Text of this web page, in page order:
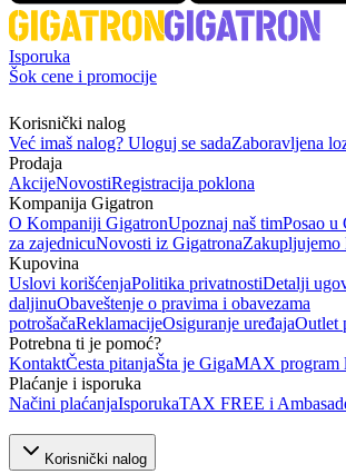
Isporuka
Šok cene i promocije
Korisnički nalog
Već imaš nalog? Uloguj se sadaZaboravljena
Prodaja
AkcijeNovostiRegistracija poklona
Kompanija Gigatron
O Kompaniji GigatronUpoznaj naš timPosao u
za zajednicuNovosti iz GigatronaZakupljujemo
Kupovina
Uslovi korišćenjaPolitika privatnostiDetalji
daljinuObaveštenje o pravima i obavezama
potrošačaReklamacijeOsiguranje uređajaOutlet
Potrebna ti je pomoć?
KontaktČesta pitanjaŠta je GigaMAX program
Plaćanje i isporuka
Načini plaćanjaIsporukaTAX FREE i
Korisnički nalog